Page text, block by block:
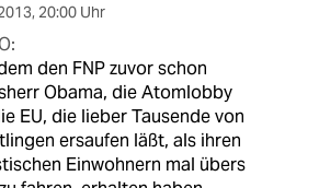
, 20:00 Uhr
den FNP zuvor schon
Obama, die Atomlobby
EU, die lieber Tausende von
ersaufen läßt, als ihren
Einwohnern mal übers